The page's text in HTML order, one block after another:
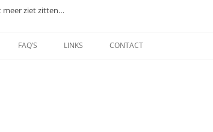
meer ziet zitten…
FAQ’S LINKS CONTACT